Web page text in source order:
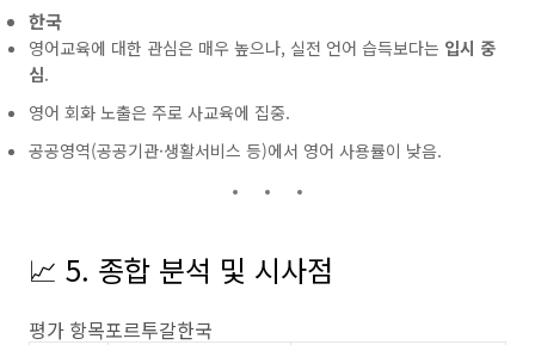
한국
영어교육에 대한 관심은 매우 높으나, 실전 언어 습득보다는 입시 중
심.
영어 회화 노출은 주로 사교육에 집중.
공공영역(공공기관·생활서비스 등)에서 영어 사용률이 낮음.
📈 5. 종합 분석 및 시사점
평가 항목포르투갈한국